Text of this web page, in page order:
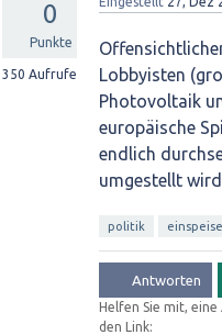
0
Punkte
350 Aufrufe
Lobbyisten
Photovoltaik
europäische
endlich
umgestellt
politik
Helfen Sie mit,
den Link: